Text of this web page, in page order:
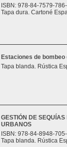
ISBN: 978-84-7579-
Tapa dura. Cartoné
Estaciones de bombeo
Tapa blanda. Rústica
GESTIÓN DE
URBANOS
ISBN: 978-84-8948-
Tapa blanda. Rústica